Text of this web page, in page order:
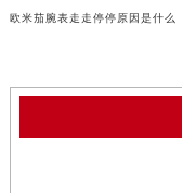
欧米茄腕表走走停停原因是什么